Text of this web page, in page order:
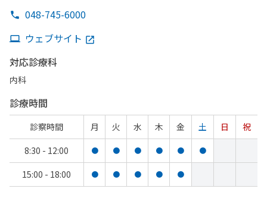
048-745-6000
ウェブサイト
対応診療科
内科
診療時間
診察時間 月 火 水 木 金 土 日
祝
8:30 - 12:00
● ● ● ● ● ●
15:00 - 18:00 ● ● ● ● ●